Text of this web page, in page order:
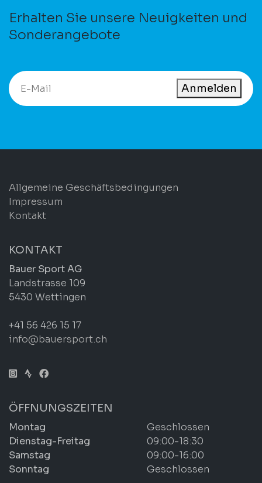
Erhalten Sie unsere Neuigkeiten und
Sonderangebote
Anmelden
Allgemeine Geschäftsbedingungen
Impressum
Kontakt
KONTAKT
Bauer Sport AG
Landstrasse 109
5430 Wettingen
+41 56 426 15 17
info@bauersport.ch
ÖFFNUNGSZEITEN
Montag
Geschlossen
Dienstag-Freitag
09:00-18:30
Samstag
09:00-16:00
Sonntag
Geschlossen